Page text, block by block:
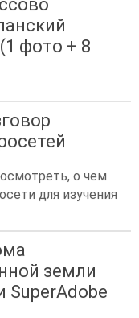
фото + 8
о чем
для изучения
земли
SuperAdobe